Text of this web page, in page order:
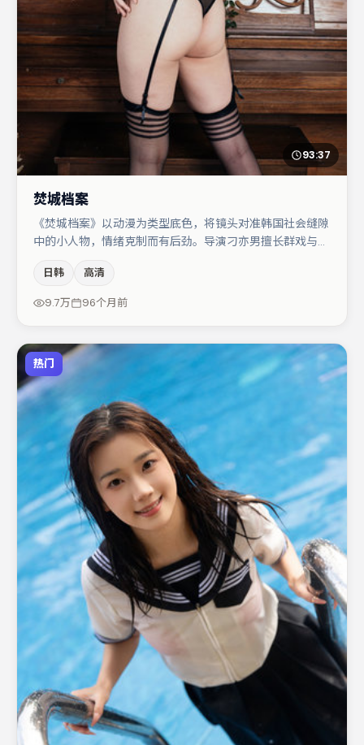
93:37
焚城档案
《焚城档案》以动漫为类型底色，将镜头对准韩国社会缝隙
中的小人物，情绪克制而有后劲。导演刁亦男擅长群戏与空
括雷佳音、蒋奇明、肖央等，角色动机前后呼应，适合喜欢
抠台词与伏笔的观众。若你偏爱强类型与清晰主线，这部作
日韩 高清
9.7万 96个月前
热门